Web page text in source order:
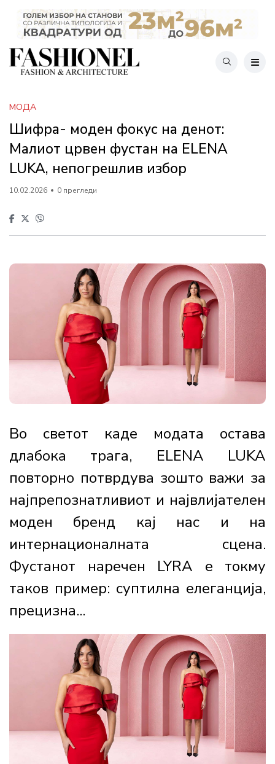
МОДА
Шифра- моден фокус на денот:
Малиот црвен фустан на ELENA
LUKA, непогрешлив избор
10.02.2026 0 прегледи
Во светот каде модата остава
длабока трага, ELENA LUKA
повторно потврдува зошто важи за
најпрепознатливиот и највлијателен
моден бренд кај нас и на
интернационалната сцена.
Фустанот наречен LYRA е токму
таков пример: суптилна елеганција,
прецизна...